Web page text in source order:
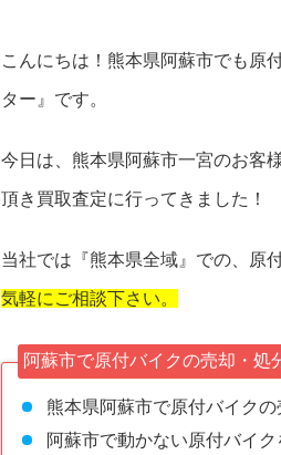
こんにちは！熊本県阿蘇市でも原
ター』です。
今日は、熊本県阿蘇市一宮のお客
頂き買取査定に行ってきました！
当社では『熊本県全域』での、原
気軽にご相談下さい。
阿蘇市で原付バイクの売却・処
熊本県阿蘇市で原付バイク
阿蘇市で動かない原付バイ